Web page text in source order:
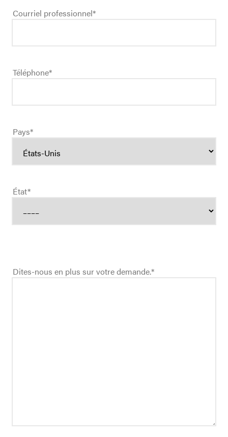
Courriel professionnel*
Téléphone*
Pays*
État*
Dites-nous en plus sur votre demande.*